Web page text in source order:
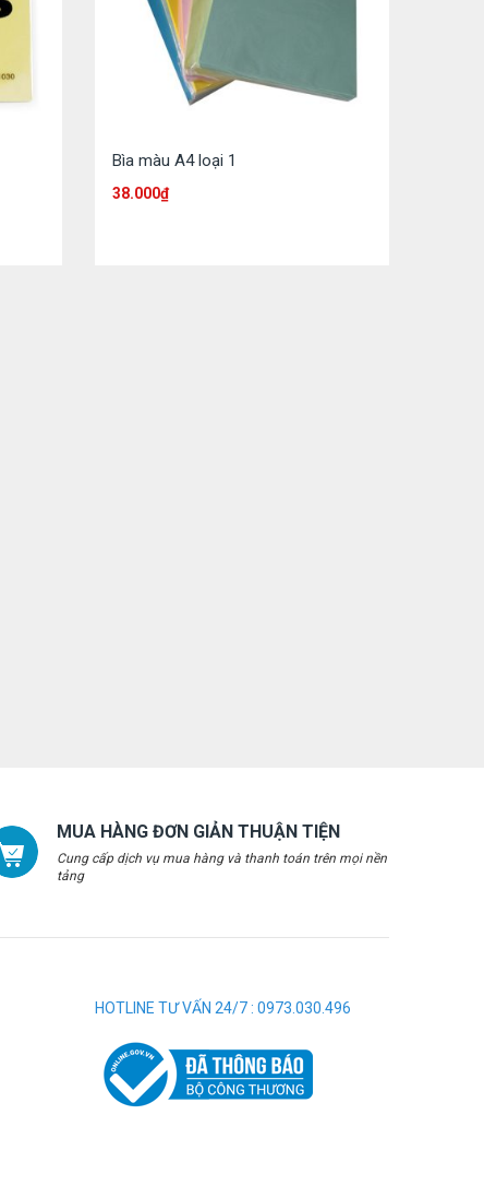
Bìa màu A4 loại 1
38.000₫
MUA HÀNG ĐƠN GIẢN THUẬN TIỆN
Cung cấp dịch vụ mua hàng và thanh toán trên mọi nền
tảng
HOTLINE TƯ VẤN 24/7 : 0973.030.496